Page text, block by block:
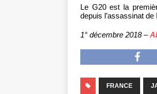
Le G20 est la
depuis l’assassinat de
1° décembre 2018 –
FRANCE